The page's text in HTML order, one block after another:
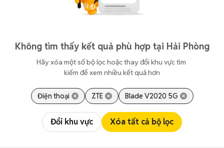
Không tìm thấy kết quả phù hợp tại Hải Phòng
Hãy xóa một số bộ lọc hoặc thay đổi khu vực tìm
kiếm để xem nhiều kết quả hơn
Điện thoại ZTE Blade V2020 5G
Đổi khu vực Xóa tất cả bộ lọc